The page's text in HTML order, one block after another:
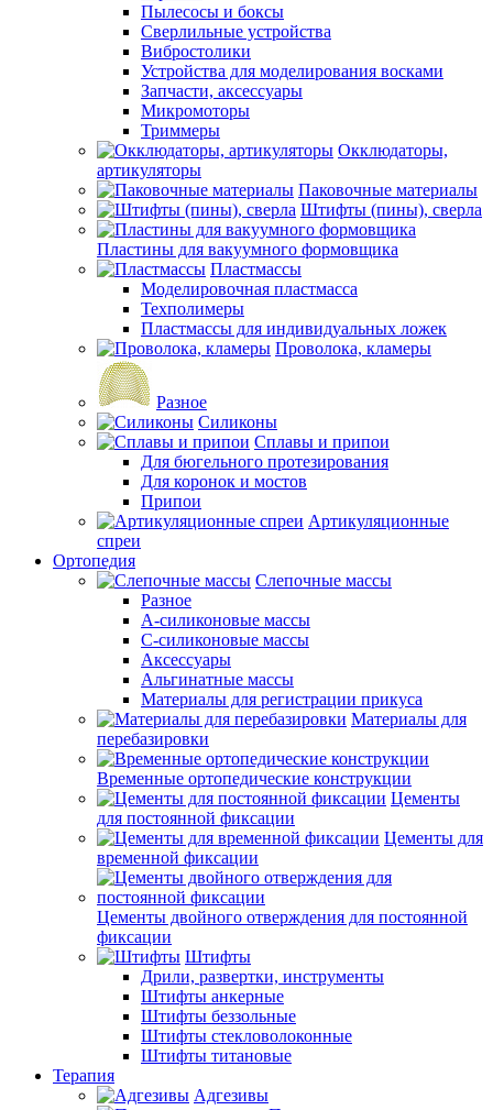
Пылесосы и боксы
Сверлильные устройства
Вибростолики
Устройства для моделирования восками
Запчасти, аксессуары
Микромоторы
Триммеры
Окклюдаторы,
артикуляторы
Паковочные материалы
Штифты (пины), сверла
Пластины для вакуумного формовщика
Пластмассы
Моделировочная пластмасса
Техполимеры
Пластмассы для индивидуальных ложек
Проволока, кламеры
Разное
Силиконы
Сплавы и припои
Для бюгельного протезирования
Для коронок и мостов
Припои
Артикуляционные
спреи
Ортопедия
Слепочные массы
Разное
А-силиконовые массы
С-силиконовые массы
Аксессуары
Альгинатные массы
Материалы для регистрации прикуса
Материалы для
перебазировки
Временные ортопедические конструкции
Цементы
для постоянной фиксации
Цементы для
временной фиксации
Цементы двойного отверждения для постоянной
фиксации
Штифты
Дрили, развертки, инструменты
Штифты анкерные
Штифты беззольные
Штифты стекловолоконные
Штифты титановые
Терапия
Адгезивы